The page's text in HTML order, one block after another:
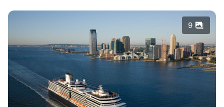
9